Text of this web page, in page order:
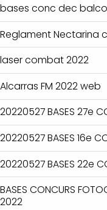
bases conc dec
Reglament Nectarina
laser combat 2022
Alcarras FM 2022 web
20220527 BASES 27e
20220527 BASES 16e
20220527 BASES 22e
BASES CONCURS
2022